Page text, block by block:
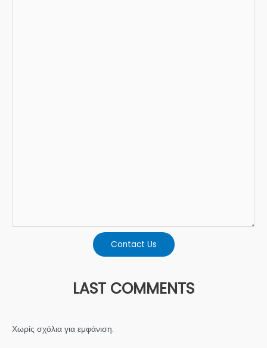
Contact Us
LAST COMMENTS
Χωρίς σχόλια για εμφάνιση.